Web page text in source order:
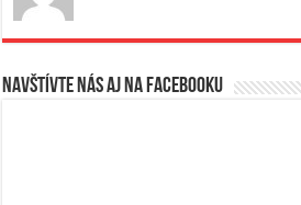
Navštívte nás aj na Facebooku